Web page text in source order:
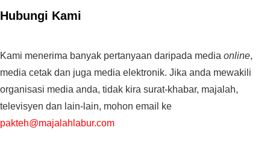
Hubungi Kami
Kami menerima banyak pertanyaan daripada media online,
media cetak dan juga media elektronik. Jika anda mewakili
organisasi media anda, tidak kira surat-khabar, majalah,
televisyen dan lain-lain, mohon email ke
pakteh@majalahlabur.com